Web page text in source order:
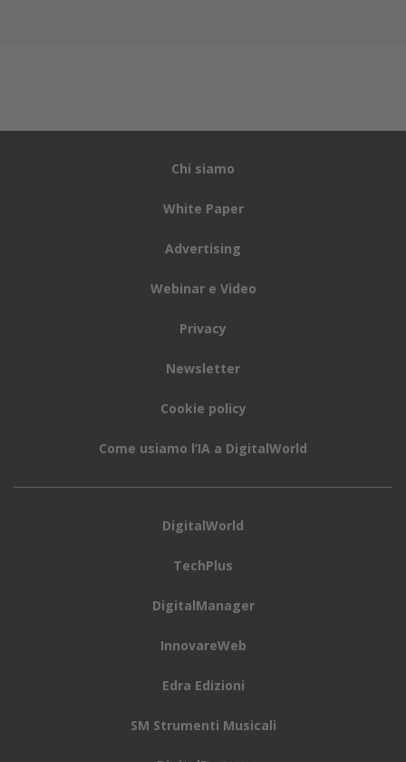
Chi siamo
White Paper
Advertising
Webinar e Video
Privacy
Newsletter
Cookie policy
Come usiamo l’IA a DigitalWorld
DigitalWorld
TechPlus
DigitalManager
InnovareWeb
Edra Edizioni
SM Strumenti Musicali